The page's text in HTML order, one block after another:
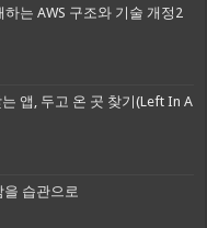
는 AWS 구조와 기술 개정2
앱, 두고 온 곳 찾기(Left In A
습관으로